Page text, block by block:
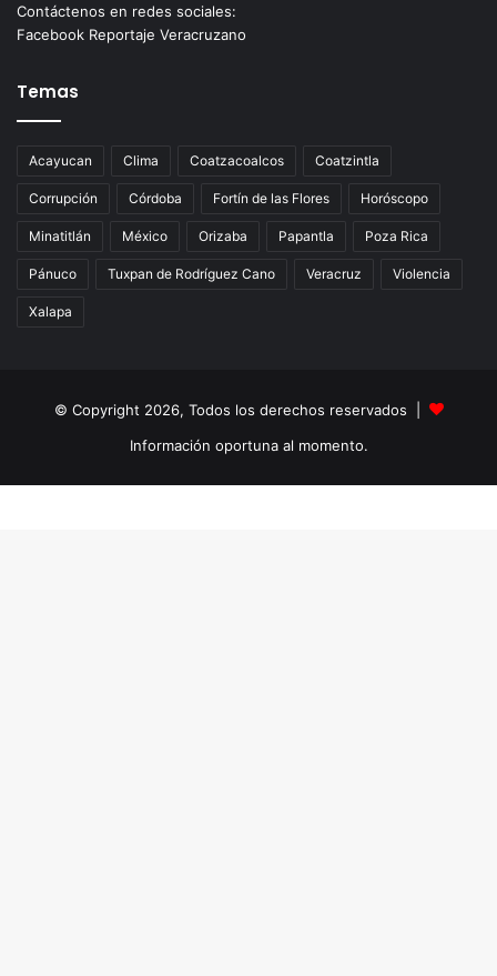
Contáctenos en redes sociales:
Facebook Reportaje Veracruzano
Temas
Acayucan Clima Coatzacoalcos Coatzintla
Corrupción Córdoba Fortín de las Flores Horóscopo
Minatitlán México Orizaba Papantla Poza Rica
Pánuco Tuxpan de Rodríguez Cano Veracruz Violencia
Xalapa
© Copyright 2026, Todos los derechos reservados |
Información oportuna al momento.